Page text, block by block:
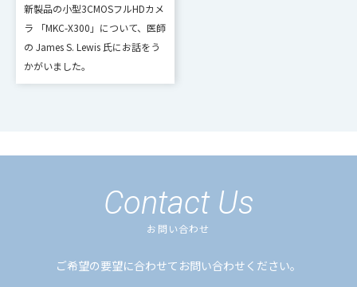
新製品の小型3CMOSフルHDカメ
ラ 「MKC-X300」について、医師
の James S. Lewis 氏にお話をう
かがいました。
Contact Us
お問い合わせ
ご希望の要望に合わせてお問い合わせください。